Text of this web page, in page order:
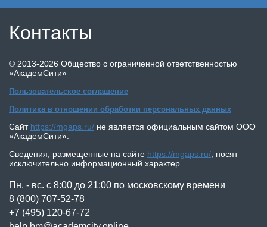
Контакты
© 2013-2026 Общество с ограниченной ответственностью
«АкадемСити»
Пользовательское соглашение
Политика в отношении обработки персональных данных
Сайт https://mgaps.ru/ не является официальным сайтом ООО
«АкадемСити»
Сведения, размещенные на сайте https://mgaps.ru/ носят
исключительно информационный характер.
Пн. - вс. с 8:00 до 21:00 по московскому времени
8 (800) 707-52-78
+7 (495) 120-67-72